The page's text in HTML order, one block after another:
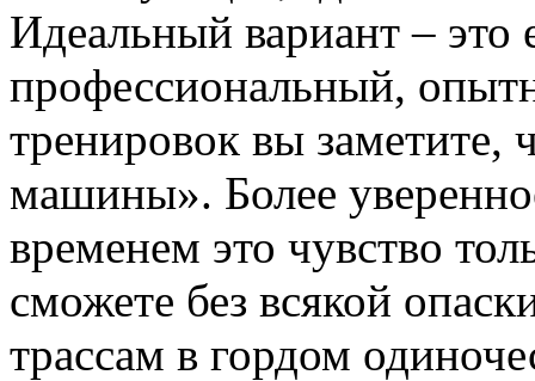
Идеальный вариант – это
профессиональный,
тренировок вы заметите,
машины». Более
временем это чувство
сможете без всякой
трассам в гордом